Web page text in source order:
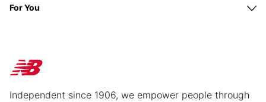
For You
Independent since 1906, we empower people through